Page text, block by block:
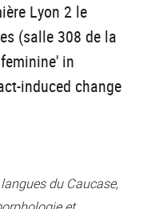
Lyon 2 le
(salle 308 de la
in
induced change
du Caucase,